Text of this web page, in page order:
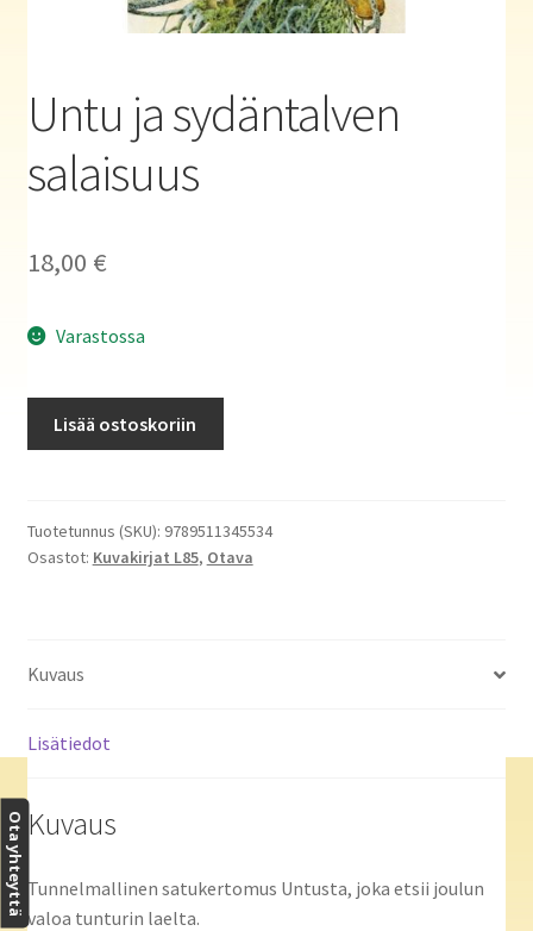
Haluatko kirjailijaksi?
Untu ja sydäntalven
salaisuus
18,00 €
Varastossa
määrä
Lisää ostoskoriin
Tuotetunnus (SKU): 9789511345534
Osastot: Kuvakirjat L85, Otava
Kuvaus
Lisätiedot
Kuvaus
Tunnelmallinen satukertomus Untusta, joka etsii joulun
valoa tunturin laelta.
Ota yhteyttä